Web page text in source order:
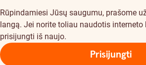
Rūpindamiesi Jūsų saugumu, prašome
langą. Jei norite toliau naudotis interneto
prisijungti iš naujo.
Prisijungti